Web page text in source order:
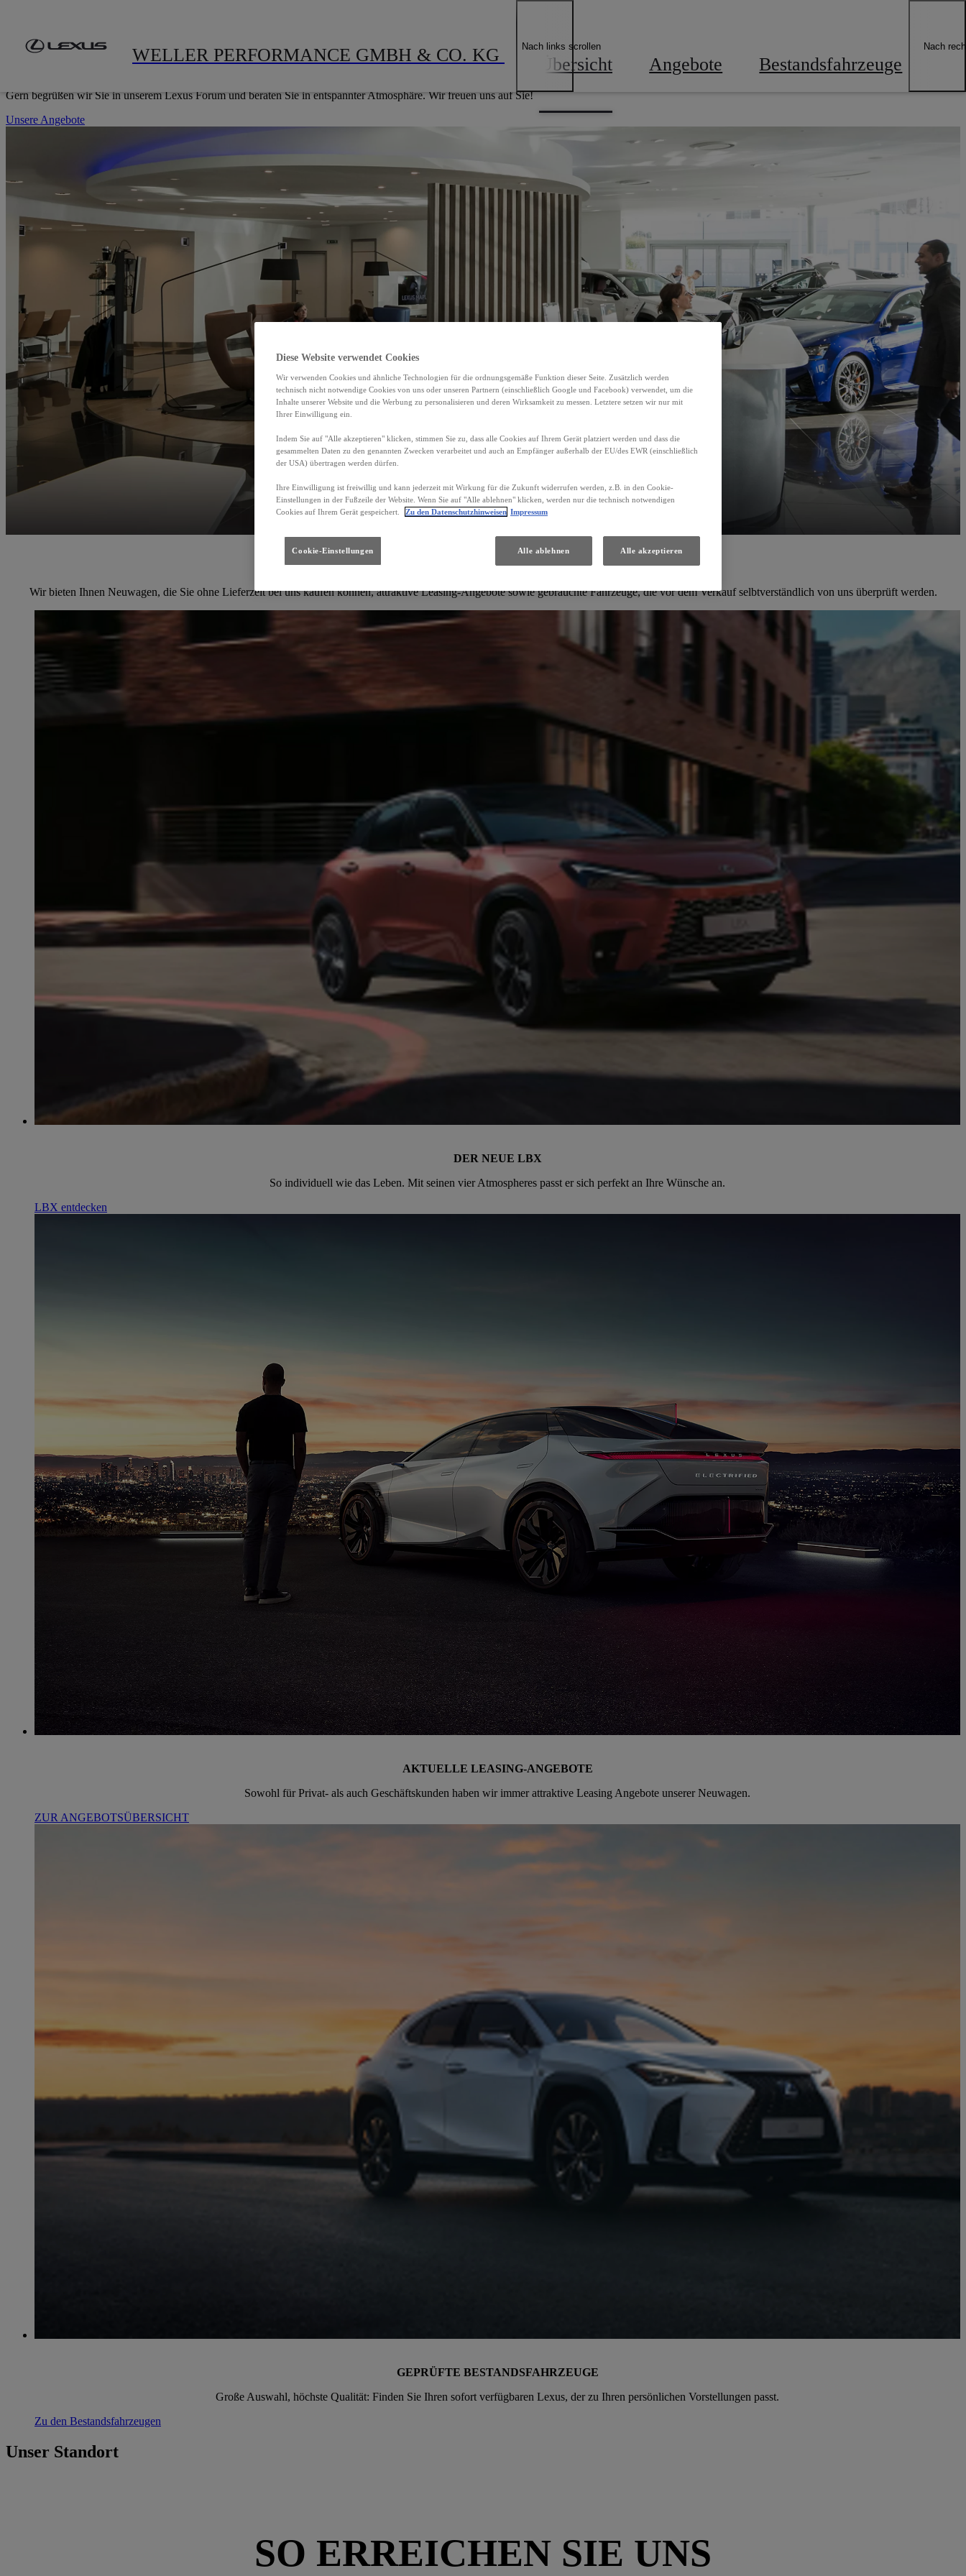
Übersicht Angebote Bestandsfahrzeuge
Nach links scrollen Nach
HERZLICH WILLKOMMEN
Gern begrüßen wir Sie in unserem Lexus Forum und beraten Sie in entspannter Atmosphäre. Wir freuen uns auf Sie!
Unsere Angebote
Entdecken Sie unsere Angebote
Wir bieten Ihnen Neuwagen, die Sie ohne Lieferzeit bei uns kaufen können, attraktive Leasing-Angebote sowie gebrauchte Fahrzeuge, die vor dem Verkauf selbtverständlich von uns überprüft werden.
DER NEUE LBX
So individuell wie das Leben. Mit seinen vier Atmospheres passt er sich perfekt an Ihre Wünsche an.
LBX entdecken
AKTUELLE LEASING-ANGEBOTE
Sowohl für Privat- als auch Geschäftskunden haben wir immer attraktive Leasing Angebote unserer Neuwagen.
ZUR ANGEBOTSÜBERSICHT
GEPRÜFTE BESTANDSFAHRZEUGE
Große Auswahl, höchste Qualität: Finden Sie Ihren sofort verfügbaren Lexus, der zu Ihren persönlichen Vorstellungen passt.
Zu den Bestandsfahrzeugen
Unser Standort
SO ERREICHEN SIE UNS
Diese Website verwendet Cookies
Wir verwenden Cookies und ähnliche Technologien für die ordnungsgemäße Funktion dieser Seite. Zusätzlich werden
technisch nicht notwendige Cookies von uns oder unseren Partnern (einschließlich Google und Facebook) verwendet, um die
Inhalte unserer Website und die Werbung zu personalisieren und deren Wirksamkeit zu messen. Letztere setzen wir nur mit
Ihrer Einwilligung ein.
Indem Sie auf "Alle akzeptieren" klicken, stimmen Sie zu, dass alle Cookies auf Ihrem Gerät platziert werden und dass die
gesammelten Daten zu den genannten Zwecken verarbeitet und auch an Empfänger außerhalb der EU/des EWR (einschließlich
der USA) übertragen werden dürfen.
Ihre Einwilligung ist freiwillig und kann jederzeit mit Wirkung für die Zukunft widerrufen werden, z.B. in den Cookie-
Einstellungen in der Fußzeile der Website. Wenn Sie auf "Alle ablehnen" klicken, werden nur die technisch notwendigen
Cookies auf Ihrem Gerät gespeichert.
Zu den Datenschutzhinweisen Impressum
Cookie-Einstellungen Alle ablehnen Alle akzeptieren